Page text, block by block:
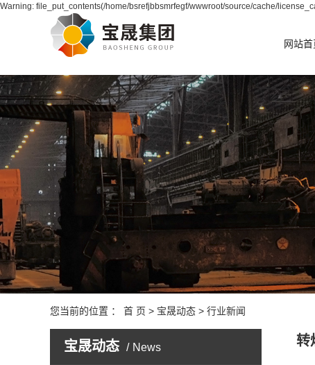
Warning: file_put_contents(/home/bsrefjbbsmrfegf/wwwroot/source/cache/
网站首
您当前的位置 ： 首 页 > 宝晟动态 > 行业新闻
宝晟动态 News 转